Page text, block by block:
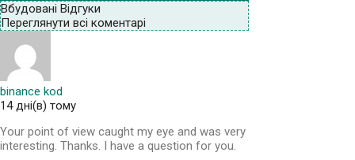
Вбудовані Відгуки
Переглянути всі коментарі
binance kod
14 дні(в) тому
Your point of view caught my eye and was very
interesting. Thanks. I have a question for you.